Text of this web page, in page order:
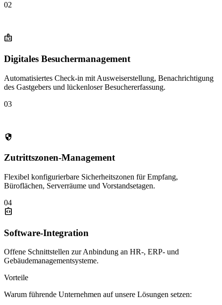
02
badge
Digitales Besuchermanagement
Automatisiertes Check-in mit Ausweiserstellung, Benachrichtigung
des Gastgebers und lückenloser Besuchererfassung.
03
security
Zutrittszonen-Management
Flexibel konfigurierbare Sicherheitszonen für Empfang,
Büroflächen, Serverräume und Vorstandsetagen.
04
integration_instructions
Software-Integration
Offene Schnittstellen zur Anbindung an HR-, ERP- und
Gebäudemanagementsysteme.
Vorteile
Warum führende Unternehmen auf unsere Lösungen setzen: